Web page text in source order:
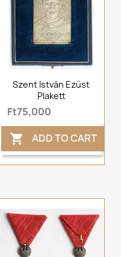
Szent István Ezüst
Plakett
Ft75,000
 ADD TO CART